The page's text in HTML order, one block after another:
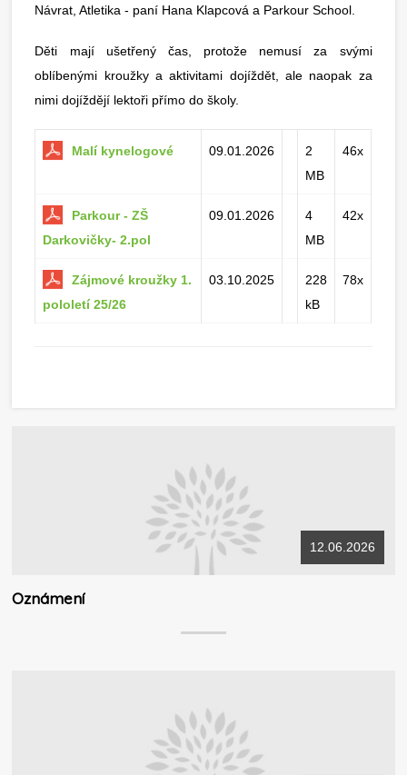
Návrat, Atletika - paní Hana Klapcová a Parkour School.
Děti mají ušetřený čas, protože nemusí za svými
oblíbenými kroužky a aktivitami dojíždět, ale naopak za
nimi dojíždějí lektoři přímo do školy.
Malí kynelogové 09.01.2026
2
MB
46x
Parkour - ZŠ
Darkovičky- 2.pol
09.01.2026
4
MB
42x
Zájmové kroužky 1.
pololetí 25/26
03.10.2025
228
kB
78x
12.06.2026
Oznámení